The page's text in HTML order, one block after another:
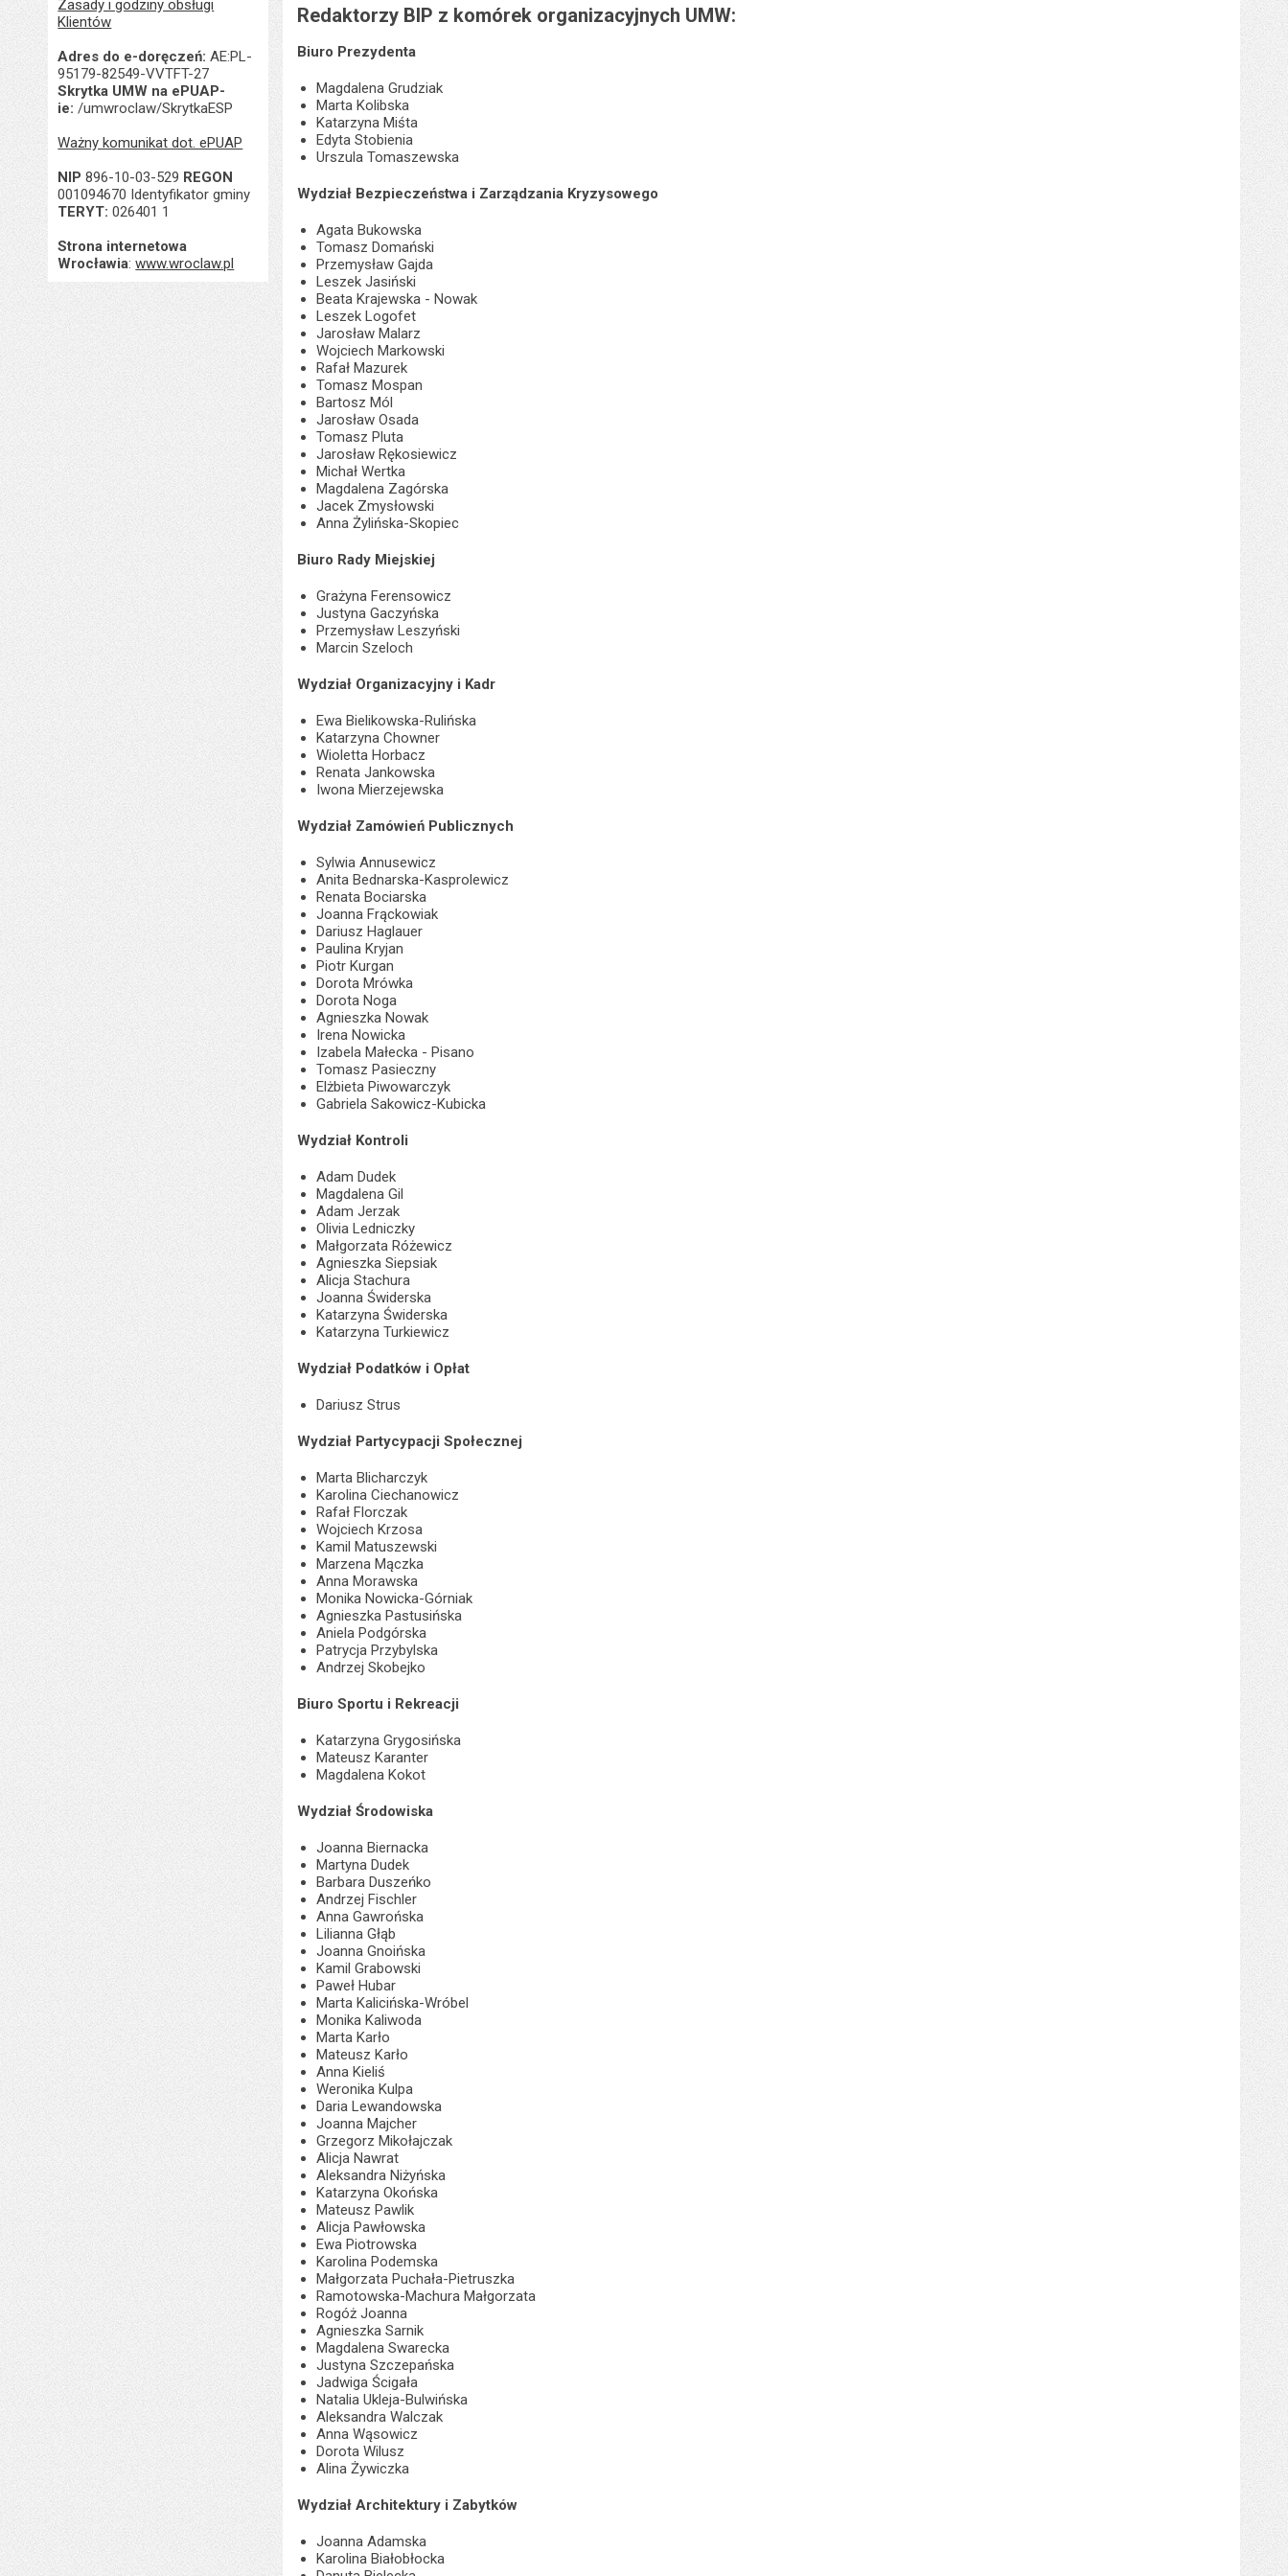
Zasady i godziny obsługi
Klientów
Adres do e-doręczeń: AE:PL-
95179-82549-VVTFT-27
Skrytka UMW na ePUAP-
ie: /umwroclaw/SkrytkaESP
Ważny komunikat dot. ePUAP
NIP 896-10-03-529 REGON
001094670 Identyfikator gminy
TERYT: 026401 1
Strona internetowa
Wrocławia:www.wroclaw.pl
Redaktorzy BIP z komórek organizacyjnych UMW:
Biuro Prezydenta
Magdalena Grudziak
Marta Kolibska
Katarzyna Miśta
Edyta Stobienia
Urszula Tomaszewska
Wydział Bezpieczeństwa i Zarządzania Kryzysowego
Agata Bukowska
Tomasz Domański
Przemysław Gajda
Leszek Jasiński
Beata Krajewska - Nowak
Leszek Logofet
Jarosław Malarz
Wojciech Markowski
Rafał Mazurek
Tomasz Mospan
Bartosz Mól
Jarosław Osada
Tomasz Pluta
Jarosław Rękosiewicz
Michał Wertka
Magdalena Zagórska
Jacek Zmysłowski
Anna Żylińska-Skopiec
Biuro Rady Miejskiej
Grażyna Ferensowicz
Justyna Gaczyńska
Przemysław Leszyński
Marcin Szeloch
Wydział Organizacyjny i Kadr
Ewa Bielikowska-Rulińska
Katarzyna Chowner
Wioletta Horbacz
Renata Jankowska
Iwona Mierzejewska
Wydział Zamówień Publicznych
Sylwia Annusewicz
Anita Bednarska-Kasprolewicz
Renata Bociarska
Joanna Frąckowiak
Dariusz Haglauer
Paulina Kryjan
Piotr Kurgan
Dorota Mrówka
Dorota Noga
Agnieszka Nowak
Irena Nowicka
Izabela Małecka - Pisano
Tomasz Pasieczny
Elżbieta Piwowarczyk
Gabriela Sakowicz-Kubicka
Wydział Kontroli
Adam Dudek
Magdalena Gil
Adam Jerzak
Olivia Ledniczky
Małgorzata Różewicz
Agnieszka Siepsiak
Alicja Stachura
Joanna Świderska
Katarzyna Świderska
Katarzyna Turkiewicz
Wydział Podatków i Opłat
Dariusz Strus
Wydział Partycypacji Społecznej
Marta Blicharczyk
Karolina Ciechanowicz
Rafał Florczak
Wojciech Krzosa
Kamil Matuszewski
Marzena Mączka
Anna Morawska
Monika Nowicka-Górniak
Agnieszka Pastusińska
Aniela Podgórska
Patrycja Przybylska
Andrzej Skobejko
Biuro Sportu i Rekreacji
Katarzyna Grygosińska
Mateusz Karanter
Magdalena Kokot
Wydział Środowiska
Joanna Biernacka
Martyna Dudek
Barbara Duszeńko
Andrzej Fischler
Anna Gawrońska
Lilianna Głąb
Joanna Gnoińska
Kamil Grabowski
Paweł Hubar
Marta Kalicińska-Wróbel
Monika Kaliwoda
Marta Karło
Mateusz Karło
Anna Kieliś
Weronika Kulpa
Daria Lewandowska
Joanna Majcher
Grzegorz Mikołajczak
Alicja Nawrat
Aleksandra Niżyńska
Katarzyna Okońska
Mateusz Pawlik
Alicja Pawłowska
Ewa Piotrowska
Karolina Podemska
Małgorzata Puchała-Pietruszka
Ramotowska-Machura Małgorzata
Rogóż Joanna
Agnieszka Sarnik
Magdalena Swarecka
Justyna Szczepańska
Jadwiga Ścigała
Natalia Ukleja-Bulwińska
Aleksandra Walczak
Anna Wąsowicz
Dorota Wilusz
Alina Żywiczka
Wydział Architektury i Zabytków
Joanna Adamska
Karolina Białobłocka